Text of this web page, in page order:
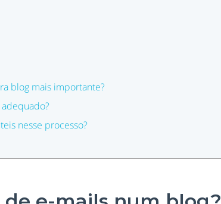
blog mais importante?
nesse processo?